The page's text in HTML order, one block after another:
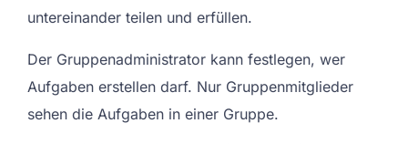
untereinander teilen und erfüllen.
Der Gruppenadministrator kann festlegen, wer
Aufgaben erstellen darf. Nur Gruppenmitglieder
sehen die Aufgaben in einer Gruppe.